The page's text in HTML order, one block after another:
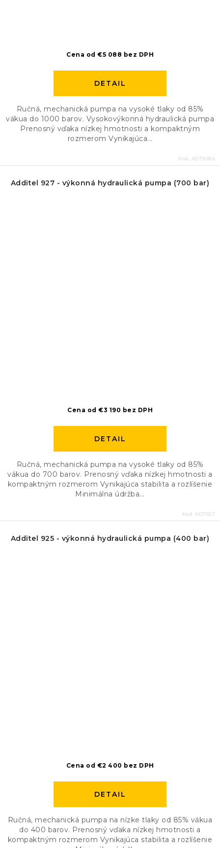
Cena od €5 088 bez DPH
DETAIL
Ručná, mechanická pumpa na vysoké tlaky od 85%
vákua do 1000 barov. Vysokovýkonná hydraulická pumpa
Prenosný vďaka nízkej hmotnosti a kompaktným
rozmerom Vynikajúca...
Kód: ADT928A
Additel 927 - výkonná hydraulická pumpa (700 bar)
Cena od €3 190 bez DPH
DETAIL
Ručná, mechanická pumpa na vysoké tlaky od 85%
vákua do 700 barov. Prenosný vďaka nízkej hmotnosti a
kompaktným rozmerom Vynikajúca stabilita a rozlíšenie
Minimálna údržba...
Kód: ADT927
Additel 925 - výkonná hydraulická pumpa (400 bar)
Cena od €2 400 bez DPH
DETAIL
Ručná, mechanická pumpa na nízke tlaky od 85% vákua
do 400 barov. Prenosný vďaka nízkej hmotnosti a
kompaktným rozmerom Vynikajúca stabilita a rozlíšenie